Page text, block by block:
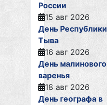
России
15 авг 2026
День Республики
Тыва
16 авг 2026
День малинового
варенья
18 авг 2026
День географа в